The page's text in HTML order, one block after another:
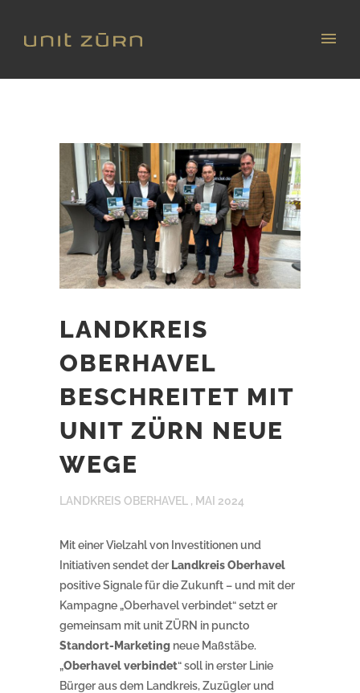
LANDKREIS
OBERHAVEL
BESCHREITET MIT
UNIT ZÜRN NEUE
WEGE
LANDKREIS OBERHAVEL , MAI 2024
Mit einer Vielzahl von Investitionen und
Initiativen sendet der Landkreis Oberhavel
positive Signale für die Zukunft – und mit der
Kampagne „Oberhavel verbindet“ setzt er
gemeinsam mit unit ZÜRN in puncto
Standort-Marketing neue Maßstäbe.
„Oberhavel verbindet“ soll in erster Linie
Bürger aus dem Landkreis, Zuzügler und